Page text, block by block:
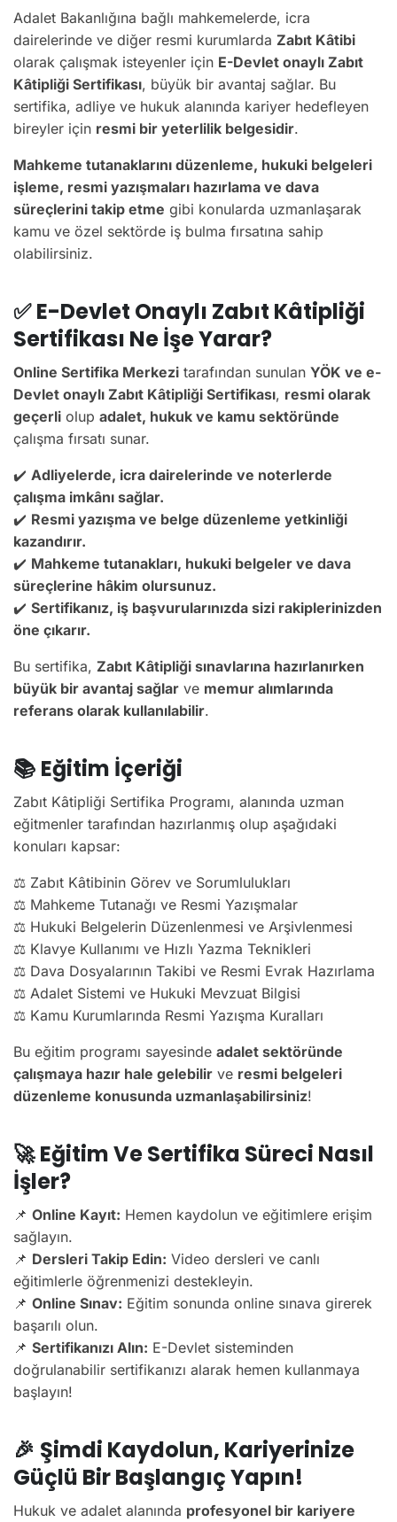
Adalet Bakanlığına bağlı mahkemelerde, icra
dairelerinde ve diğer resmi kurumlarda Zabıt Kâtibi
olarak çalışmak isteyenler için E-Devlet onaylı Zabıt
Kâtipliği Sertifikası, büyük bir avantaj sağlar. Bu
sertifika, adliye ve hukuk alanında kariyer hedefleyen
bireyler için resmi bir yeterlilik belgesidir.
Mahkeme tutanaklarını düzenleme, hukuki belgeleri
işleme, resmi yazışmaları hazırlama ve dava
süreçlerini takip etme gibi konularda uzmanlaşarak
kamu ve özel sektörde iş bulma fırsatına sahip
olabilirsiniz.
✅E-Devlet Onaylı Zabıt Kâtipliği
Sertifikası Ne İşe Yarar?
Online Sertifika Merkezi tarafından sunulan YÖK ve e-
Devlet onaylı Zabıt Kâtipliği Sertifikası, resmi olarak
geçerli olup adalet, hukuk ve kamu sektöründe
çalışma fırsatı sunar.
✔️ Adliyelerde, icra dairelerinde ve noterlerde
çalışma imkânı sağlar.
✔️ Resmi yazışma ve belge düzenleme yetkinliği
kazandırır.
✔️ Mahkeme tutanakları, hukuki belgeler ve dava
süreçlerine hâkim olursunuz.
✔️ Sertifikanız, iş başvurularınızda sizi rakiplerinizden
öne çıkarır.
Bu sertifika, Zabıt Kâtipliği sınavlarına hazırlanırken
büyük bir avantaj sağlar ve memur alımlarında
referans olarak kullanılabilir.
📚 Eğitim İçeriği
Zabıt Kâtipliği Sertifika Programı, alanında uzman
eğitmenler tarafından hazırlanmış olup aşağıdaki
konuları kapsar:
⚖️ Zabıt Kâtibinin Görev ve Sorumlulukları
⚖️ Mahkeme Tutanağı ve Resmi Yazışmalar
⚖️ Hukuki Belgelerin Düzenlenmesi ve Arşivlenmesi
⚖️ Klavye Kullanımı ve Hızlı Yazma Teknikleri
⚖️ Dava Dosyalarının Takibi ve Resmi Evrak Hazırlama
⚖️ Adalet Sistemi ve Hukuki Mevzuat Bilgisi
⚖️ Kamu Kurumlarında Resmi Yazışma Kuralları
Bu eğitim programı sayesinde adalet sektöründe
çalışmaya hazır hale gelebilir ve resmi belgeleri
düzenleme konusunda uzmanlaşabilirsiniz!
🚀Eğitim Ve Sertifika Süreci Nasıl
İşler?
📌 Online Kayıt: Hemen kaydolun ve eğitimlere erişim
sağlayın.
📌 Dersleri Takip Edin: Video dersleri ve canlı
eğitimlerle öğrenmenizi destekleyin.
📌 Online Sınav: Eğitim sonunda online sınava girerek
başarılı olun.
📌 Sertifikanızı Alın: E-Devlet sisteminden
doğrulanabilir sertifikanızı alarak hemen kullanmaya
başlayın!
🎉 Şimdi Kaydolun, Kariyerinize
Güçlü Bir Başlangıç Yapın!
Hukuk ve adalet alanında profesyonel bir kariyere